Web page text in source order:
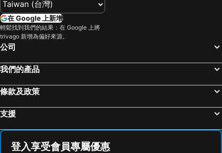
Toyoko Inn Hokkaido Shin Hakodate Hokuto eki Minami guchi
Dormy Inn Hakodate Goryoukaku
Imagine Hotel & Resort Hakodate
Hakodate Hotel Ekimae
Route Inn Grantia Hakodate Goryokaku
Hakodate Yunokawa Hotel Amamiyakan
WBF函館飯店 海神浴池
Hotel BRS Hakodate Goryokaku Tower Mae
大館能代機場
青森機場
Hachinohekitakyuryoshimoda Park
Niseko Village Ski Resort
Hosui Susukino Station
Shinsapporo Station
Okadama Airport
Toyakoonsen
Aomori Nebuta Festival
在 Google 上新增
輕鬆找到我們的結果：在 Google 上將
trivago 新增為偏好來源。
公司
我們的產品
條款及政策
支援
登入享受會員專屬優惠